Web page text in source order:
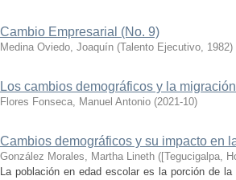
Cambio Empresarial (No. 9)
Medina Oviedo, Joaquín (Talento Ejecutivo, 1982)
Los cambios demográficos y la
Flores Fonseca, Manuel Antonio (2021-10)
Cambios demográficos y su impacto en
González Morales, Martha Lineth ([Tegucigalpa,
La población en edad escolar es la porción de